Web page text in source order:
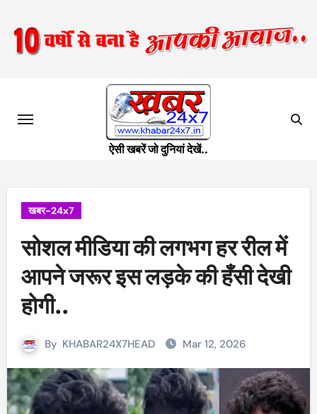
content
ऐसी खबरें जो दुनियां देखें..
खबर-24x7
सोशल मीडिया की लगभग हर रील में
आपने जरूर इस लड़के की हँसी देखी
होगी..
By KHABAR24X7HEAD Mar 12, 2026